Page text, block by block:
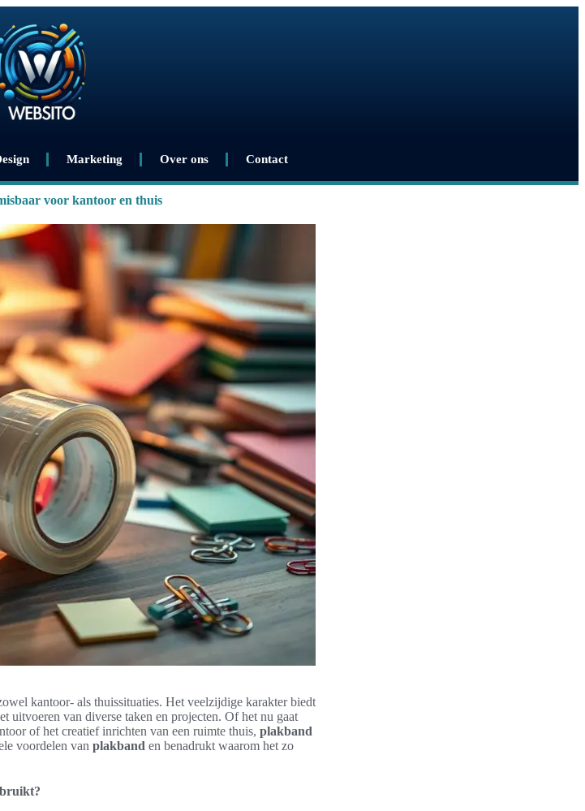
Marketing Over ons Contact
voor kantoor en thuis
kantoor- als thuissituaties. Het veelzijdige karakter biedt
uitvoeren van diverse taken en projecten. Of het nu gaat
of het creatief inrichten van een ruimte thuis, plakband
voordelen van plakband en benadrukt waarom het zo